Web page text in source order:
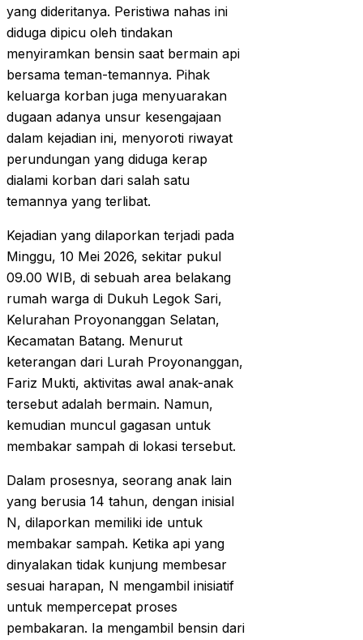
yang dideritanya. Peristiwa nahas ini
diduga dipicu oleh tindakan
menyiramkan bensin saat bermain api
bersama teman-temannya. Pihak
keluarga korban juga menyuarakan
dugaan adanya unsur kesengajaan
dalam kejadian ini, menyoroti riwayat
perundungan yang diduga kerap
dialami korban dari salah satu
temannya yang terlibat.
Kejadian yang dilaporkan terjadi pada
Minggu, 10 Mei 2026, sekitar pukul
09.00 WIB, di sebuah area belakang
rumah warga di Dukuh Legok Sari,
Kelurahan Proyonanggan Selatan,
Kecamatan Batang. Menurut
keterangan dari Lurah Proyonanggan,
Fariz Mukti, aktivitas awal anak-anak
tersebut adalah bermain. Namun,
kemudian muncul gagasan untuk
membakar sampah di lokasi tersebut.
Dalam prosesnya, seorang anak lain
yang berusia 14 tahun, dengan inisial
N, dilaporkan memiliki ide untuk
membakar sampah. Ketika api yang
dinyalakan tidak kunjung membesar
sesuai harapan, N mengambil inisiatif
untuk mempercepat proses
pembakaran. Ia mengambil bensin dari